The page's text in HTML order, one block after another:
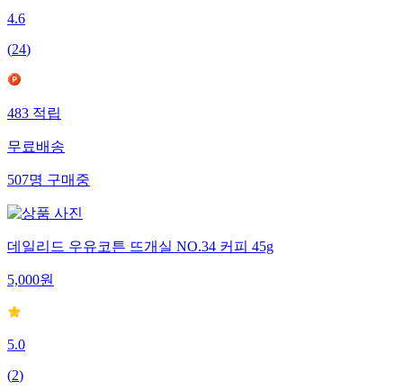
4.6
(24)
483적립
무료배송
507명구매중
데일리드 우유코튼 뜨개실 NO.34 커피 45g
5,000원
5.0
(2)